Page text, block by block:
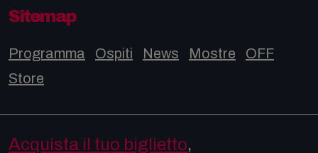
Sitemap
Programma Ospiti News Mostre
OFF
Store
Acquista il tuo biglietto,